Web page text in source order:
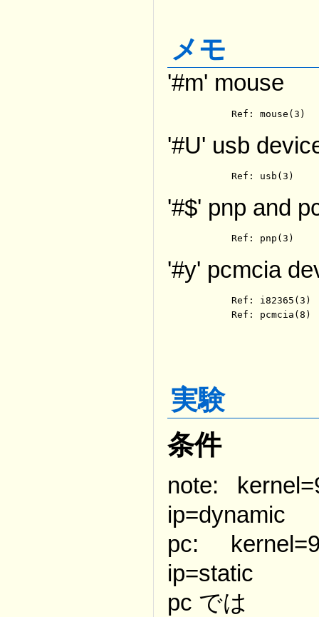
メモ
'#m' mouse
	Ref: mouse(3)
'#U' usb
	Ref: usb(3)
'#$' pnp and
	Ref: pnp(3)
'#y' pcmcia
	Ref: i82365(3)
	Ref: pcmcia(8)
実験
条件
note:
ip=dynamic
pc:
ip=static
pc では